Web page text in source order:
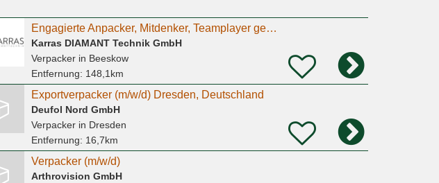
Engagierte Anpacker, Mitdenker, Teamplayer gesucht - Monteur, Handwerker (m/w/d) im Quereinstieg!
Karras DIAMANT Technik GmbH
Verpackerin Beeskow
Entfernung: 148,1km
Exportverpacker (m/w/d) Dresden, Deutschland
Deufol Nord GmbH
Verpackerin Dresden
Entfernung: 16,7km
Verpacker (m/w/d)
Arthrovision GmbH